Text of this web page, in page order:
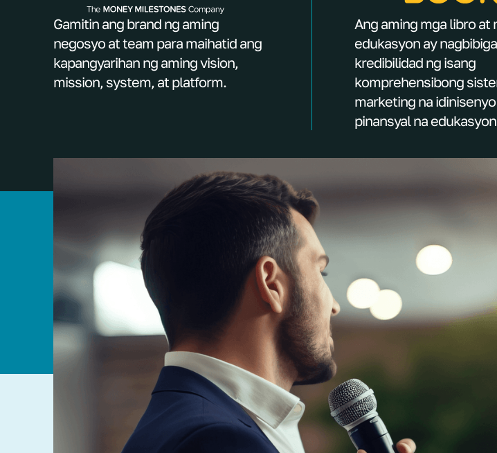
Gamitin ang brand ng aming
negosyo at team para maihatid ang
kapangyarihan ng aming vision,
mission, system, at platform.
Ang aming mga libro at
edukasyon ay
kredibilidad ng isang
komprehensibong
marketing na
pinansyal na